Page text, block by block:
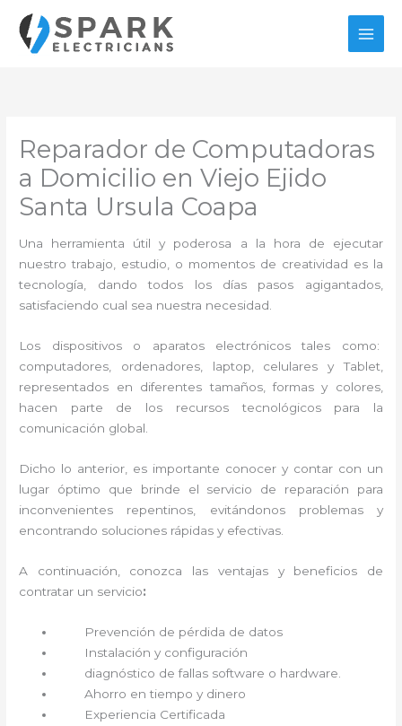
contenido
Reparador de Computadoras
a Domicilio en Viejo Ejido
Santa Ursula Coapa
Una herramienta útil y poderosa a la hora de ejecutar
nuestro trabajo, estudio, o momentos de creatividad es la
tecnología, dando todos los días pasos agigantados,
satisfaciendo cual sea nuestra necesidad.
Los dispositivos o aparatos electrónicos tales como:
computadores, ordenadores, laptop, celulares y Tablet,
representados en diferentes tamaños, formas y colores,
hacen parte de los recursos tecnológicos para la
comunicación global.
Dicho lo anterior, es importante conocer y contar con un
lugar óptimo que brinde el servicio de reparación
para
inconvenientes repentinos, evitándonos problemas y
encontrando soluciones rápidas y efectivas.
A continuación, conozca las ventajas y beneficios de
contratar un servicio:
Prevención de pérdida de datos
Instalación y configuración
diagnóstico de fallas software o hardware
Ahorro en tiempo y dinero
Experiencia Certificada